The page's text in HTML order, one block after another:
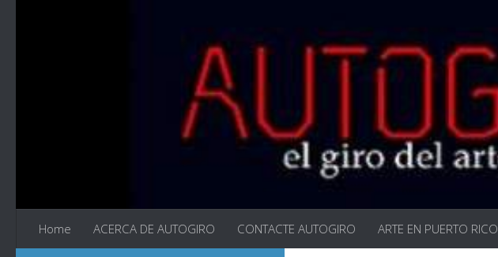
Home ACERCA DE AUTOGIRO CONTACTE AUTOGIRO ARTE EN PUERTO RICO